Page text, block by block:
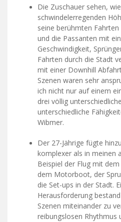
Die Zuschauer sehen,
schwindelerregenden
seine berühmten
und die Passanten mit
Geschwindigkeit,
Fahrten durch die Stadt
mit einer Downhill
Szenen waren sehr
ich nicht nur auf einem
drei völlig
unterschiedliche
Wibmer.
Der 27-Jährige fügte
komplexer als in meinen
Beispiel der Flug mit
dem Motorboot, der
die Set-ups in der Stadt.
Herausforderung
Szenen miteinander zu
reibungslosen Rhythmus